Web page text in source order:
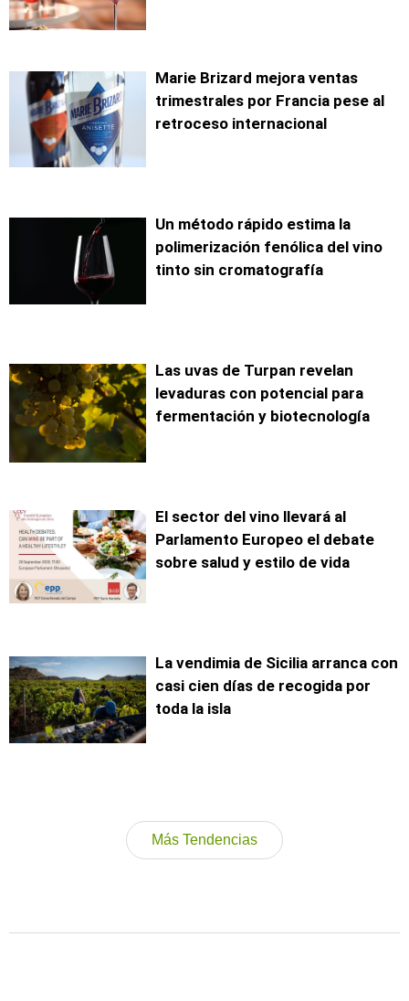
Marie Brizard mejora ventas
trimestrales por Francia pese al
retroceso internacional
Un método rápido estima la
polimerización fenólica del vino
tinto sin cromatografía
Las uvas de Turpan revelan
levaduras con potencial para
fermentación y biotecnología
El sector del vino llevará al
Parlamento Europeo el debate
sobre salud y estilo de vida
La vendimia de Sicilia arranca con
casi cien días de recogida por
toda la isla
Más Tendencias